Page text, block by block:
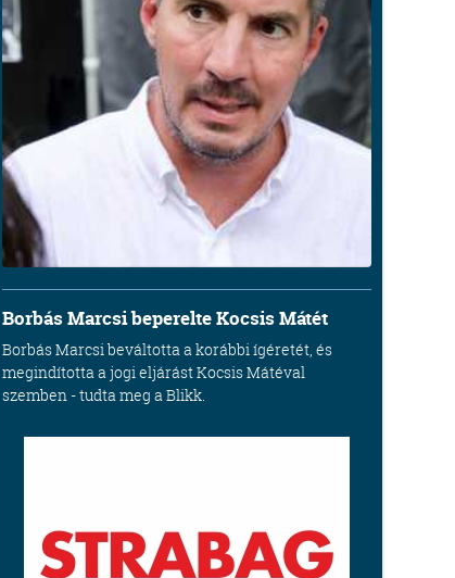
Borbás Marcsi beperelte Kocsis Mátét
Borbás Marcsi beváltotta a korábbi ígéretét, és
megindította a jogi eljárást Kocsis Mátéval
szemben - tudta meg a Blikk.